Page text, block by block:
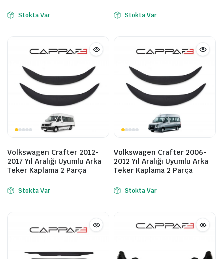
Stokta Var Stokta Var
Volkswagen Crafter 2012-
2017 Yıl Aralığı Uyumlu Arka
Teker Kaplama 2 Parça
Stokta Var
Volkswagen Crafter 2006-
2012 Yıl Aralığı Uyumlu Arka
Teker Kaplama 2 Parça
Stokta Var